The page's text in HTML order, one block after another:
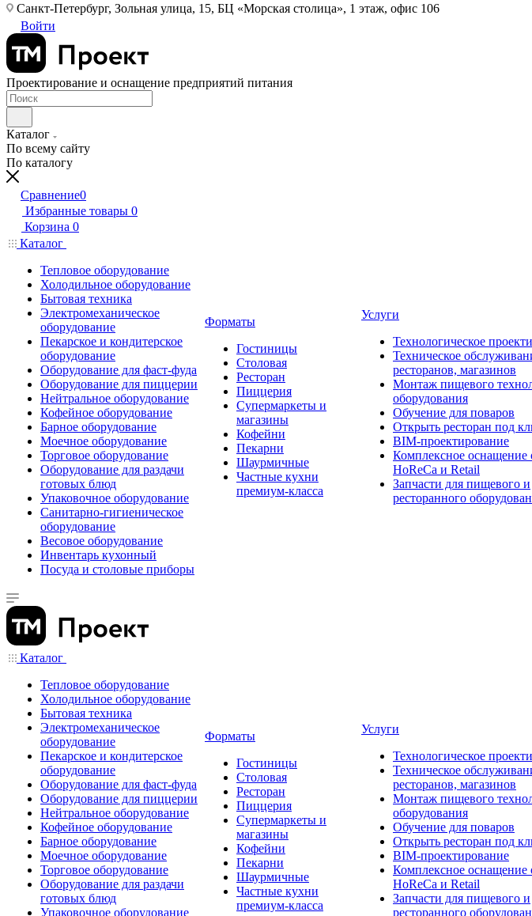
Санкт-Петербург, Зольная улица, 15, БЦ «Морская столица», 1 этаж, офис 106
Войти
Проектирование и оснащение предприятий питания
Каталог
По всему сайту
По каталогу
Сравнение0
Избранные товары 0
Корзина 0
Каталог
Тепловое оборудование
Холодильное оборудование
Бытовая техника
Электромеханическое
оборудование
Пекарское и кондитерское
оборудование
Оборудование для фаст-фуда
Оборудование для пиццерии
Нейтральное оборудование
Кофейное оборудование
Барное оборудование
Моечное оборудование
Торговое оборудование
Оборудование для раздачи
готовых блюд
Упаковочное оборудование
Санитарно-гигиеническое
оборудование
Весовое оборудование
Инвентарь кухонный
Посуда и столовые приборы
Форматы
Гостиницы
Столовая
Ресторан
Пиццерия
Супермаркеты и
магазины
Кофейни
Пекарни
Шаурмичные
Частные кухни
премиум-класса
Услуги
Технологическое
Техническое
ресторанов, магазинов
Монтаж пищевого
оборудования
Обучение для поваров
Открыть ресторан под
BIM-проектирование
Комплексное оснащение
HoReCa и Retail
Запчасти для пищевого и
ресторанного
Каталог
Тепловое оборудование
Холодильное оборудование
Бытовая техника
Электромеханическое
оборудование
Пекарское и кондитерское
оборудование
Оборудование для фаст-фуда
Оборудование для пиццерии
Нейтральное оборудование
Кофейное оборудование
Барное оборудование
Моечное оборудование
Торговое оборудование
Оборудование для раздачи
готовых блюд
Упаковочное оборудование
Форматы
Гостиницы
Столовая
Ресторан
Пиццерия
Супермаркеты и
магазины
Кофейни
Пекарни
Шаурмичные
Частные кухни
премиум-класса
Услуги
Технологическое
Техническое
ресторанов, магазинов
Монтаж пищевого
оборудования
Обучение для поваров
Открыть ресторан под
BIM-проектирование
Комплексное оснащение
HoReCa и Retail
Запчасти для пищевого и
ресторанного